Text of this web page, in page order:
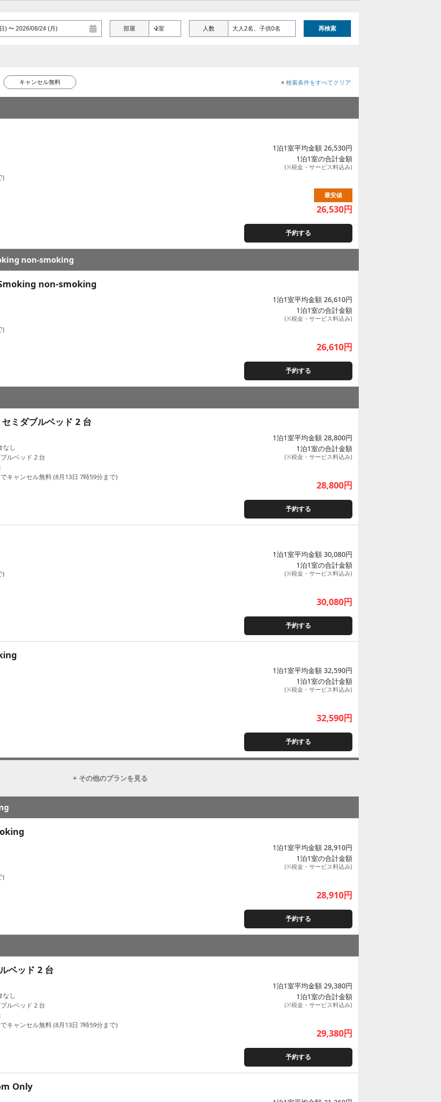
部屋 人数 大人2名、子供0名 再検索
キャンセル無料 × 検索条件をすべてクリア
)
1泊1室平均金額 26,530円
1泊1室の合計金額
(※税金・サービス料込み)
最安値
26,530円
予約する
non-smoking
non-smoking
)
1泊1室平均金額 26,610円
1泊1室の合計金額
(※税金・サービス料込み)
26,610円
予約する
ミダブルベッド 2 台
なし
ルベッド 2 台
キャンセル無料 (8月13日 7時59分まで)
1泊1室平均金額 28,800円
1泊1室の合計金額
(※税金・サービス料込み)
28,800円
予約する
)
1泊1室平均金額 30,080円
1泊1室の合計金額
(※税金・サービス料込み)
30,080円
予約する
1泊1室平均金額 32,590円
1泊1室の合計金額
(※税金・サービス料込み)
32,590円
予約する
+ その他のプランを見る
)
1泊1室平均金額 28,910円
1泊1室の合計金額
(※税金・サービス料込み)
28,910円
予約する
ベッド 2 台
なし
ルベッド 2 台
キャンセル無料 (8月13日 7時59分まで)
1泊1室平均金額 29,380円
1泊1室の合計金額
(※税金・サービス料込み)
29,380円
予約する
Only